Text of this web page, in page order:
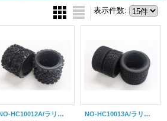
表示件数:
NO-HC10012A/ラリータイヤ（インナースポンジ付/4個入）
NO-HC10013A/ラリータイヤ（インナースポンジ付/4個入）